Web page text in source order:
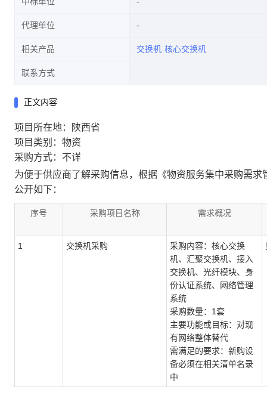
代理单位
相关产品 交换机 核心交换机
联系方式
正文内容
项目所在地：陕西省
项目类别：物资
采购方式：不详
为便于供应商了解采购信息，根据《物资服务集中采购需
公开如下：
序号 采购项目名称 需求概况
1 交换机采购
采购内容：核心交换
机、汇聚交换机、接入
交换机、光纤模块、身
份认证系统、网络管理
系统
采购数量：1套
主要功能或目标：对现
有网络整体替代
需满足的要求：新购设
备必须在相关清单名录
中